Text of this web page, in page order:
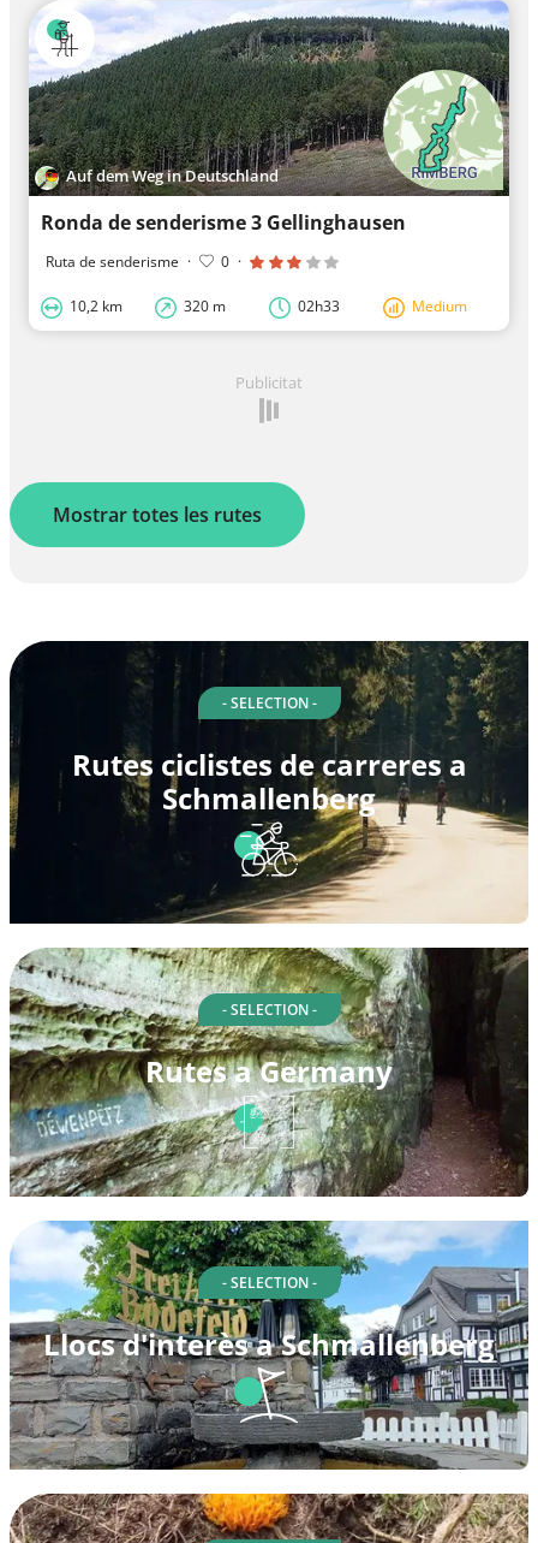
Auf dem Weg in Deutschland
Ronda de senderisme 3 Gellinghausen
Ruta de senderisme · 0 ·
10,2 km 320 m 02h33 Medium
Publicitat
Mostrar totes les rutes
- SELECTION -
Rutes ciclistes de carreres a
Schmallenberg
- SELECTION -
Rutes a Germany
- SELECTION -
Llocs d'interès a Schmallenberg